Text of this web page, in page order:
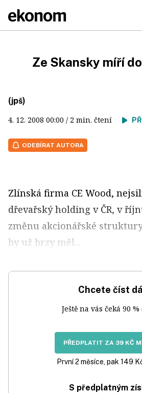
Ze Skansky míří
(jpš)
4. 12. 2008 00:00 / 2 min. čtení
ODEBÍRAT AUTORA
Zlínská firma CE Wood,
dřevařský holding v ČR, v
změnu akcionářské
by už brzy měl...
Chcete číst
Ještě na vás čeká 90
PŘEDPLATIT ZA 39 KČ
První 2 měsíce, pak 149
S předplatným